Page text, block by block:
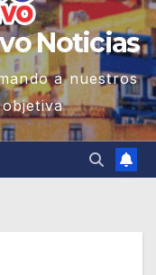
Noticias
a nuestros